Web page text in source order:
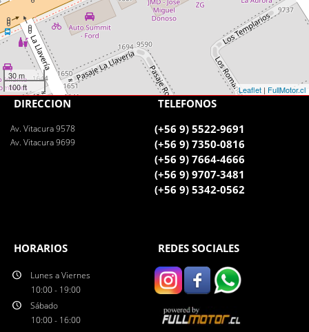
30 m
100 ft
Leaflet | FullMotor.cl
DIRECCIÓN
Av. Vitacura 9578
Av. Vitacura 9699
TELÉFONOS
(+56 9) 5522-9691
(+56 9) 7350-0816
(+56 9) 7664-4666
(+56 9) 9707-3481
(+56 9) 5342-0562
HORARIOS
Lunes a Viernes
10:00 - 19:00
Sábado
10:00 - 16:00
REDES SOCIALES